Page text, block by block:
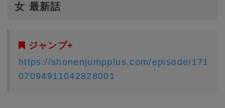
女 最新話
ジャンプ+
https://shonenjumpplus.com/episode/171
07094911042828001